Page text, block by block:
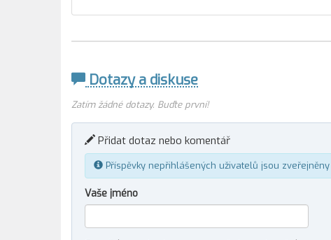
Dotazy a diskuse
Zatím žádné dotazy. Buďte první!
Přidat dotaz nebo komentář
Příspěvky nepřihlášených uživatelů jsou
Vaše jméno